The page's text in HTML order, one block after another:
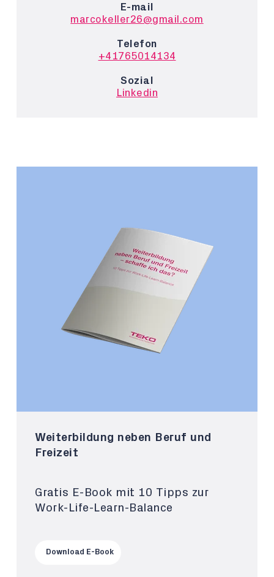
E-mail
marcokeller26@gmail.com
Telefon
+41765014134
Sozial
Linkedin
Weiterbildung neben Beruf und
Freizeit
Gratis E-Book mit 10 Tipps zur
Work-Life-Learn-Balance
Download E-Book